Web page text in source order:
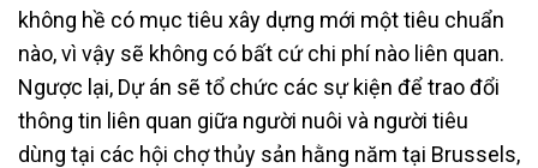
không hề có mục tiêu xây dựng mới một tiêu chuẩn
nào, vì vậy sẽ không có bất cứ chi phí nào liên quan.
Ngược lại, Dự án sẽ tổ chức các sự kiện để trao đổi
thông tin liên quan giữa người nuôi và người tiêu
dùng tại các hội chợ thủy sản hằng năm tại Brussels,